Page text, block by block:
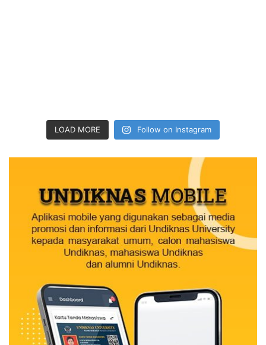
LOAD MORE Follow on Instagram